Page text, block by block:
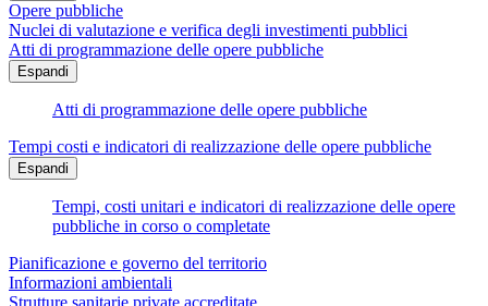
Opere pubbliche
Nuclei di valutazione e verifica degli investimenti pubblici
Atti di programmazione delle opere pubbliche
Espandi
Atti di programmazione delle opere pubbliche
Tempi costi e indicatori di realizzazione delle opere pubbliche
Espandi
Tempi, costi unitari e indicatori di realizzazione delle opere
pubbliche in corso o completate
Pianificazione e governo del territorio
Informazioni ambientali
Strutture sanitarie private accreditate